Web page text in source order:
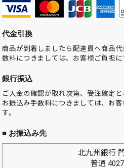
代金引換
商品が到着しましたら配達員へ商品
数料につきましては、お客様ご負担に
銀行振込
ご入金の確認が取れ次第、受注確定
お振込み手数料につきましては、お
す。
■ お振込み先
北九州銀行
普通